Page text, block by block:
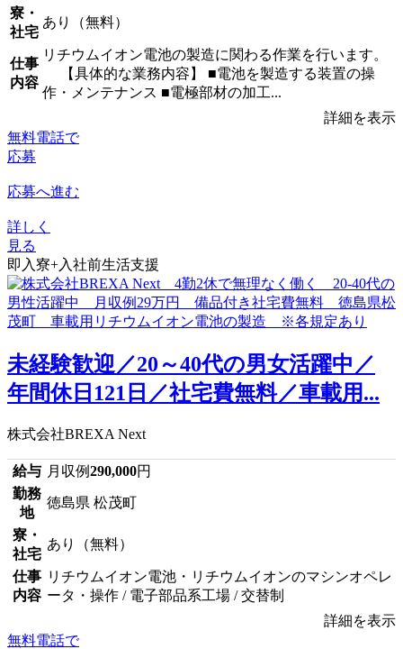
寮・
社宅
あり（無料）
仕事
内容
リチウムイオン電池の製造に関わる作業を行います。
【具体的な業務内容】 ■電池を製造する装置の操
作・メンテナンス ■電極部材の加工...
詳細を表示
無料電話で
応募
応募へ進む
詳しく
見る
即入寮+入社前生活支援
未経験歓迎／20～40代の男女活躍中／
年間休日121日／社宅費無料／車載用...
株式会社BREXA Next
給与 月収例290,000円
勤務
地
徳島県 松茂町
寮・
社宅
あり（無料）
仕事
内容
リチウムイオン電池・リチウムイオンのマシンオペレ
ータ・操作 / 電子部品系工場 / 交替制
詳細を表示
無料電話で